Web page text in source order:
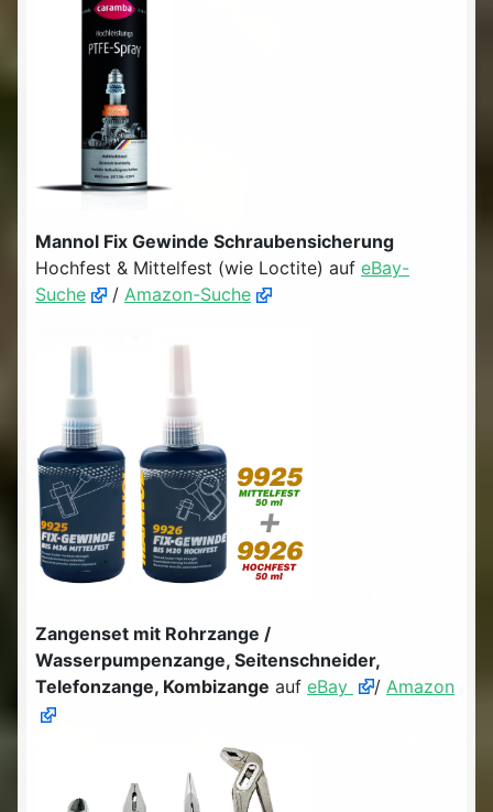
Mannol Fix Gewinde Schraubensicherung
Hochfest & Mittelfest (wie Loctite) auf eBay-
Suche
/ Amazon-Suche
Zangenset mit Rohrzange /
Wasserpumpenzange, Seitenschneider,
Telefonzange, Kombizange auf eBay / Amazon